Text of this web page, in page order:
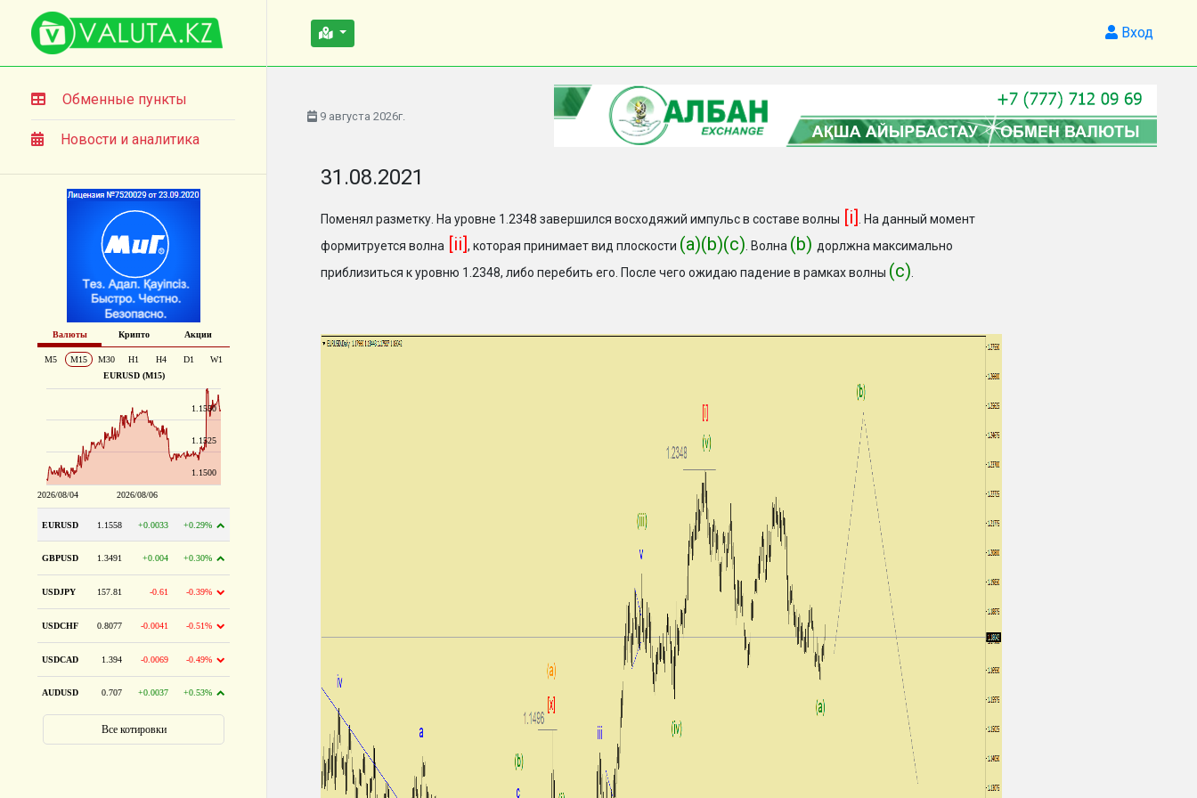
Вход
Обменные пункты
Новости и аналитика
9 августа 2026г.
31.08.2021
Поменял разметку. На уровне 1.2348 завершился восходяжий импульс в составе волны [i]
. На данный момент
формитруется волна [ii], которая принимает вид плоскости (a)(b)(c) . Волна (b) дорлжна максимально
приблизиться к уровню 1.2348, либо перебить его. После чего ожидаю падение в рамках волны (с)